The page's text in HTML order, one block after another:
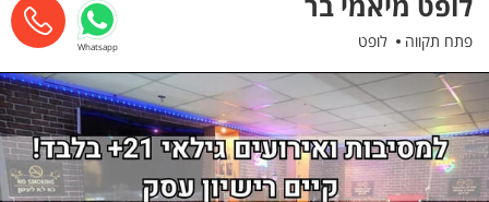
פתח תקווה לופט Whatsapp